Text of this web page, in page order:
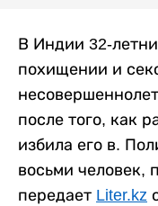
В Индии 32-
похищении и
после того, как
избила его в.
восьми человек,
передает Liter.kz